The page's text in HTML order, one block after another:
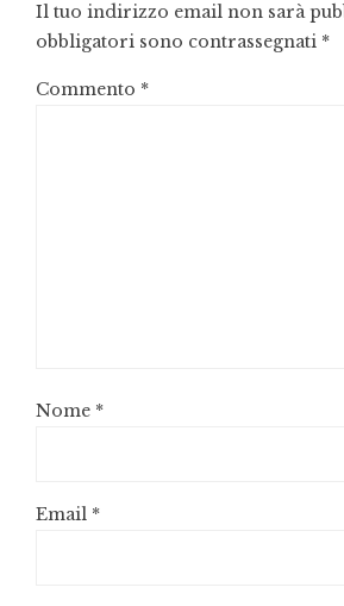
Il tuo indirizzo email non sarà
obbligatori sono contrassegnati *
Commento *
Nome *
Email *